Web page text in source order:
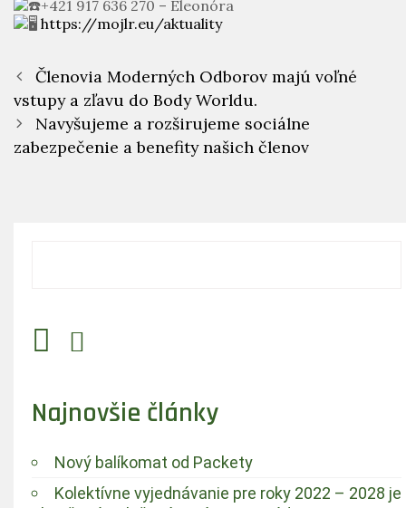
+421 917 636 270 – Eleonóra
https://mojlr.eu/aktuality
Členovia Moderných Odborov majú voľné
vstupy a zľavu do Body Worldu.
Navyšujeme a rozširujeme sociálne
zabezpečenie a benefity našich členov
Najnovšie články
Nový balíkomat od Packety
Kolektívne vyjednávanie pre roky 2022 – 2028 je